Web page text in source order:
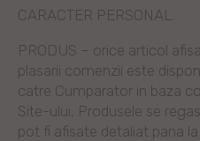
CARACTER PERSONAL.
PRODUS – orice articol
plasarii comenzii este
catre Cumparator in baza
Site-ului, Produsele se
pot fi afisate detaliat pana